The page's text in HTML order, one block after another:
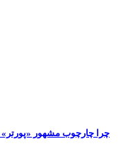
چرا چارچوب مشهور «پورتر»